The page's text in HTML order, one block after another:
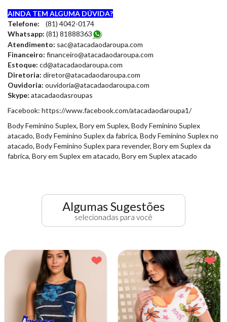
AINDA TEM ALGUMA DÚVIDA?
Telefone: (81) 4042-0174
Whatsapp: (81) 81888363
Atendimento: sac@atacadaodaroupa.com
Financeiro: financeiro@atacadaodaroupa.com
Estoque: cd@atacadaodaroupa.com
Diretoria: diretor@atacadaodaroupa.com
Ouvidoria: ouvidoria@atacadaodaroupa.com
Skype: atacadaodasroupas
Facebook: https://www.facebook.com/atacadaodaroupa1/
Body Feminino Suplex, Bory em Suplex, Body Feminino Suplex
atacado, Body Feminino Suplex da fabrica, Body Feminino Suplex no
atacado, Body Feminino Suplex para revender, Bory em Suplex da
fabrica, Bory em Suplex em atacado, Bory em Suplex atacado
Algumas Sugestões
selecionadas para você